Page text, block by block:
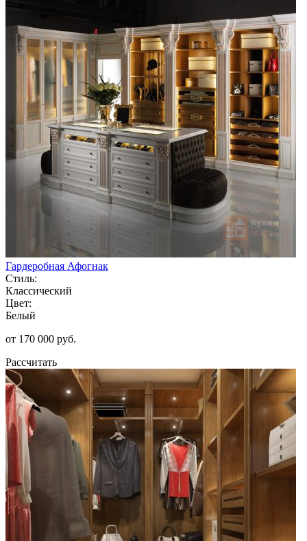
Гардеробная Афогнак
Стиль:
Классический
Цвет:
Белый
от 170 000 руб.
Рассчитать